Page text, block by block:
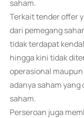
saham.
Terkait tender offer
dari pemegang
tidak terdapat
hingga kini tidak
operasional
adanya saham
saham.
Perseroan juga